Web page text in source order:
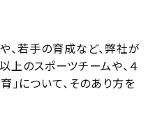
、若手の育成など、弊社が
上のスポーツチームや、４
」について、そのあり方を